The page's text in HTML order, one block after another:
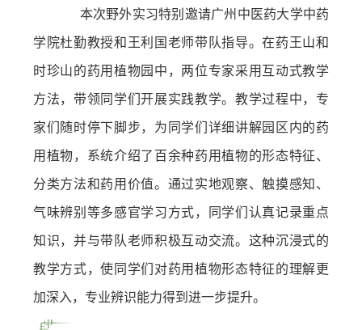
本次野外实习特别邀请广州中医药大学中药
学院杜勤教授和 王利国 老师带队指导。在药王山和
时珍山的药用植物园中，两位专家采用互动式教学
方法，带领同学们开展实践教学。教学过程中，专
家们随时停下脚步，为同学们详细讲解园区内的药
用植物，系统介绍了百余种药用植物的形态特征、
分类方法和药用价值。通过实地观察、触摸感知、
气味辨别等多感官学习方式，同学们认真记录重点
知识，并与带队老师积极互动交流。这种沉浸式的
教学方式，使同学们对药用植物形态特征的理解更
加深入，专业辨识能力得到进一步提升。